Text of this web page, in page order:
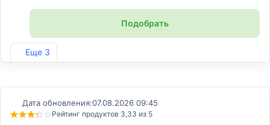
Еще 3
Подобрать
Лиц. №2766
Дата обновления:07.08.2026 09:45
Рейтинг продуктов 3,33 из 5